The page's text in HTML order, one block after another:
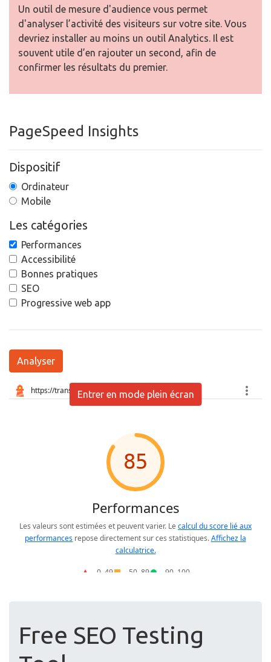
Un outil de mesure d'audience vous permet
d'analyser l’activité des visiteurs sur votre site. Vous
devriez installer au moins un outil Analytics. Il est
souvent utile d’en rajouter un second, afin de
confirmer les résultats du premier.
PageSpeed Insights
Dispositif
Ordinateur
Mobile
Les catégories
Performances
Accessibilité
Bonnes pratiques
SEO
Progressive web app
Analyser
Entrer en mode plein écran
Free SEO Testing